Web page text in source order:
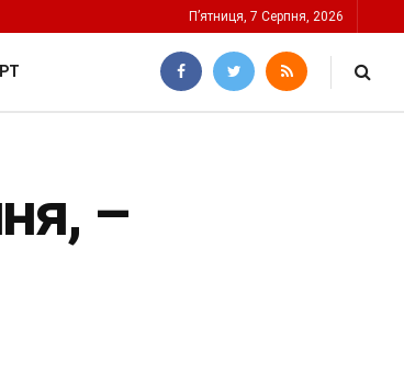
П’ятниця, 7 Серпня, 2026
–